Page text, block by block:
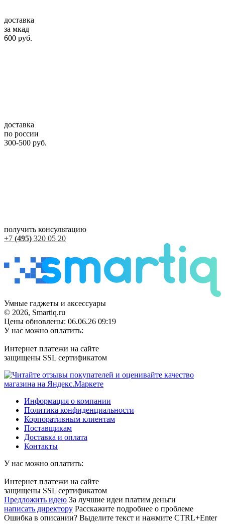
доставка
за мкад
600 руб.
доставка
по россии
300-500 руб.
получить консультацию
+7 (495) 320 05 20
Умные гаджеты и аксессуары
© 2026, Smartiq.ru
Цены обновлены: 06.06.26 09:19
У нас можно оплатить:
Интернет платежи на сайте
защищены SSL сертификатом
Информация о компании
Политика конфиденциальности
Корпоративным клиентам
Поставщикам
Доставка и оплата
Контакты
У нас можно оплатить:
Интернет платежи на сайте
защищены SSL сертификатом
Предложить идею За лучшие идеи платим деньги
написать директору Расскажите подробнее о проблеме
Ошибка в описании? Выделите текст и нажмите CTRL+Enter